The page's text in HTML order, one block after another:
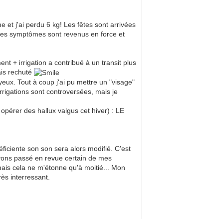
et j'ai perdu 6 kg! Les fêtes sont arrivées
symptômes sont revenus en force et
+ irrigation a contribué à un transit plus
rechuté
Tout à coup j'ai pu mettre un "visage"
sont controversées, mais je
des hallux valgus cet hiver) : LE
son son sera alors modifié. C'est
passé en revue certain de mes
cela ne m'étonne qu'à moitié... Mon
interressant.